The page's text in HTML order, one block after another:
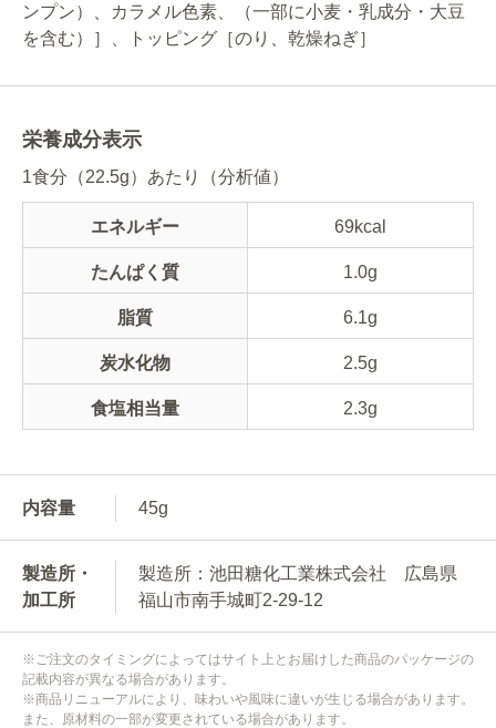
ンプン）、カラメル色素、（一部に小麦・乳成分・大豆
を含む）］、トッピング［のり、乾燥ねぎ］
栄養成分表示
1食分（22.5g）あたり（分析値）
エネルギー 69kcal
たんぱく質 1.0g
脂質 6.1g
炭水化物 2.5g
食塩相当量 2.3g
内容量 45g
製造所・
加工所
製造所：池田糖化工業株式会社 広島県
福山市南手城町2-29-12
※ご注文のタイミングによってはサイト上とお届けした商品のパッケージの
記載内容が異なる場合があります。
※商品リニューアルにより、味わいや風味に違いが生じる場合があります。
また、原材料の一部が変更されている場合があります。